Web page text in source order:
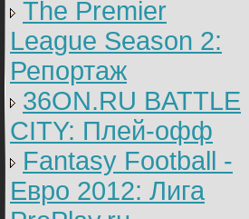
The Premier
League Season 2:
Репортаж
36ON.RU BATTLE
CITY: Плей-офф
Fantasy Football -
Евро 2012: Лига